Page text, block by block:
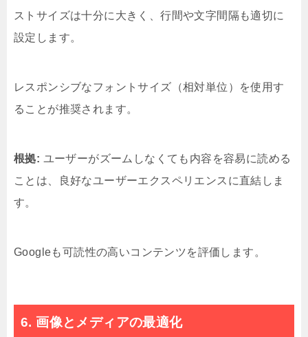
ストサイズは十分に大きく、行間や文字間隔も適切に
設定します。
レスポンシブなフォントサイズ（相対単位）を使用す
ることが推奨されます。
根拠: ユーザーがズームしなくても内容を容易に読める
ことは、良好なユーザーエクスペリエンスに直結しま
す。
Googleも可読性の高いコンテンツを評価します。
6. 画像とメディアの最適化